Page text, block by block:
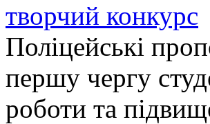
творчий конкурс
Поліцейські
першу чергу
роботи та